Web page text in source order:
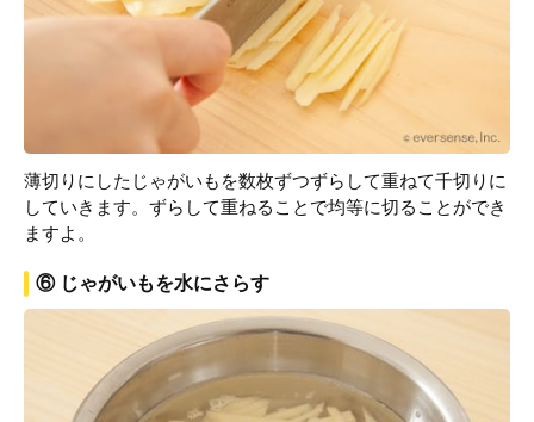
薄切りにしたじゃがいもを数枚ずつずらして重ねて千切りに
していきます。ずらして重ねることで均等に切ることができ
ますよ。
⑥ じゃがいもを水にさらす